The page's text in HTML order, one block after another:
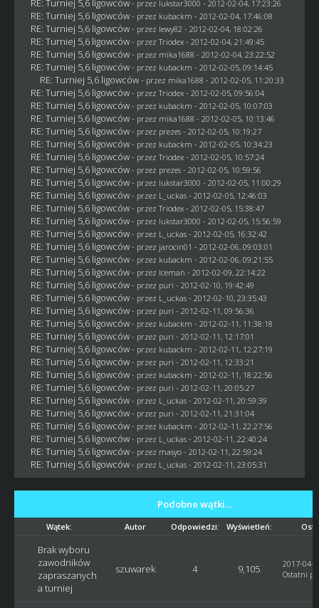
- przez lukstar3000 - 2012-02-04, 17:23:26
RE: Turniej 5,6 ligowców - przez kubackm - 2012-02-04, 17:46:08
RE: Turniej 5,6 ligowców - przez lewy82 - 2012-02-04, 18:02:26
RE: Turniej 5,6 ligowców - przezTriodex- 2012-02-04, 21:49:45
RE: Turniej 5,6 ligowców - przez mika1688 - 2012-02-04, 23:22:52
RE: Turniej 5,6 ligowców - przez kubackm - 2012-02-05, 09:14:45
RE: Turniej 5,6 ligowców - przez mika1688 - 2012-02-05, 11:20:33
RE: Turniej 5,6 ligowców - przezTriodex- 2012-02-05, 09:56:04
RE: Turniej 5,6 ligowców - przez kubackm - 2012-02-05, 10:07:03
RE: Turniej 5,6 ligowców - przez mika1688 - 2012-02-05, 10:13:46
RE: Turniej 5,6 ligowców - przez prezes- 2012-02-05, 10:19:27
RE: Turniej 5,6 ligowców - przez kubackm - 2012-02-05, 10:34:23
RE: Turniej 5,6 ligowców - przezTriodex- 2012-02-05, 10:57:24
RE: Turniej 5,6 ligowców - przez prezes- 2012-02-05, 10:59:56
RE: Turniej 5,6 ligowców - przez lukstar3000 - 2012-02-05, 11:00:29
RE: Turniej 5,6 ligowców - przez L_uckas- 2012-02-05, 12:46:03
RE: Turniej 5,6 ligowców - przezTriodex- 2012-02-05, 15:38:47
RE: Turniej 5,6 ligowców - przez lukstar3000 - 2012-02-05, 15:56:59
RE: Turniej 5,6 ligowców - przez L_uckas- 2012-02-05, 16:32:42
RE: Turniej 5,6 ligowców - przez jarocin01 - 2012-02-06, 09:03:01
RE: Turniej 5,6 ligowców - przez kubackm - 2012-02-06, 09:21:55
RE: Turniej 5,6 ligowców - przez Iceman - 2012-02-09, 22:14:22
RE: Turniej 5,6 ligowców - przez puri - 2012-02-10, 19:42:49
RE: Turniej 5,6 ligowców - przez L_uckas- 2012-02-10, 23:35:43
RE: Turniej 5,6 ligowców - przez puri - 2012-02-11, 09:56:36
RE: Turniej 5,6 ligowców - przez kubackm - 2012-02-11, 11:38:18
RE: Turniej 5,6 ligowców - przez puri - 2012-02-11, 12:17:01
RE: Turniej 5,6 ligowców - przez kubackm - 2012-02-11, 12:27:19
RE: Turniej 5,6 ligowców - przez puri - 2012-02-11, 12:33:21
RE: Turniej 5,6 ligowców - przez kubackm - 2012-02-11, 18:22:56
RE: Turniej 5,6 ligowców - przez puri - 2012-02-11, 20:05:27
RE: Turniej 5,6 ligowców - przez L_uckas- 2012-02-11, 20:59:39
RE: Turniej 5,6 ligowców - przez puri - 2012-02-11, 21:31:04
RE: Turniej 5,6 ligowców - przez kubackm - 2012-02-11, 22:27:56
RE: Turniej 5,6 ligowców - przez L_uckas- 2012-02-11, 22:40:24
RE: Turniej 5,6 ligowców - przez masyo- 2012-02-11, 22:59:24
RE: Turniej 5,6 ligowców - przez L_uckas- 2012-02-11, 23:05:31
Podobne wątki…
Wątek: Autor Odpowiedzi: Wyświetleń:
Brak wyboru
zawodników
zapraszanych
a turniej
szuwarek 4 9,105
2017-04-
Ostatni